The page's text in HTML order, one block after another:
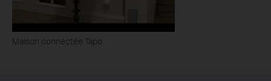
Maison connectée Tapo